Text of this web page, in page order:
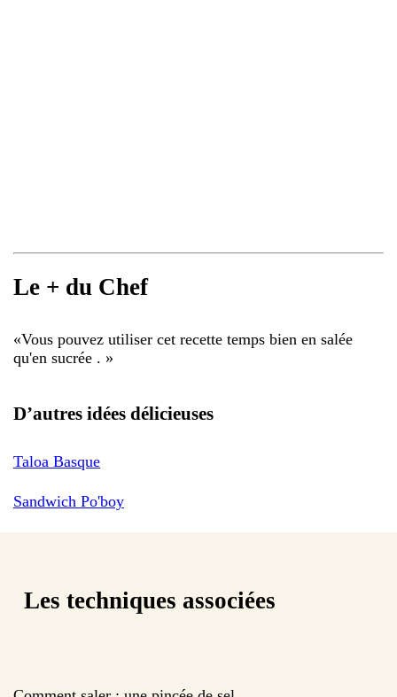
Le + du Chef
«Vous pouvez utiliser cet recette temps bien en salée
qu'en sucrée . »
D’autres idées délicieuses
Taloa Basque
Sandwich Po'boy
Les techniques associées